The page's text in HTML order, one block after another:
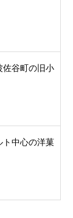
佐谷町の旧小
ト中心の洋菓